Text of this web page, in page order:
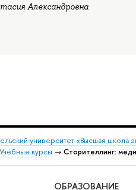
Александровна
университет «Высшая школа
Учебные курсы → Сторителлинг:
ОБРАЗОВАНИЕ